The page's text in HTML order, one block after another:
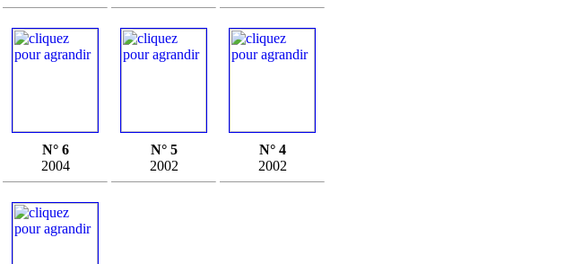
N° 6
2004
N° 5
2002
N° 4
2002